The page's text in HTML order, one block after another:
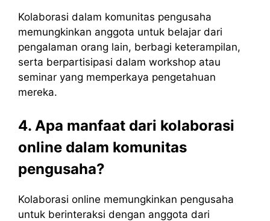
Kolaborasi dalam komunitas pengusaha
memungkinkan anggota untuk belajar dari
pengalaman orang lain, berbagi keterampilan,
serta berpartisipasi dalam workshop atau
seminar yang memperkaya pengetahuan
mereka.
4. Apa manfaat dari kolaborasi
online dalam komunitas
pengusaha?
Kolaborasi online memungkinkan pengusaha
untuk berinteraksi dengan anggota dari